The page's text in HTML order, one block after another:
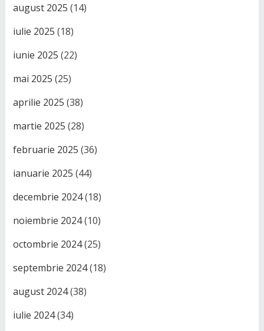
august 2025 (14)
iulie 2025 (18)
iunie 2025 (22)
mai 2025 (25)
aprilie 2025 (38)
martie 2025 (28)
februarie 2025 (36)
ianuarie 2025 (44)
decembrie 2024(18)
noiembrie 2024(10)
octombrie 2024(25)
septembrie 2024(18)
august 2024(38)
iulie 2024(34)